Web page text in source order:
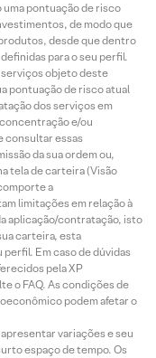
uma pontuação de risco
de modo que
desde que dentro
para o seu perfil.
objeto deste
pontuação de risco atual
dos serviços em
e/ou
consultar essas
da sua ordem ou,
tela de carteira (Visão
a
limitações em relação à
aplicação/contratação, isto
carteira, esta
Em caso de dúvidas
pela XP
o FAQ. As condições de
podem afetar o
variações e seu
espaço de tempo. Os